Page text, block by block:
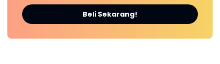
Beli Sekarang!